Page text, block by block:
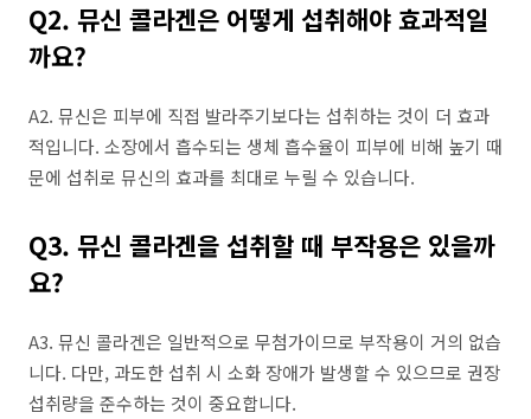
Q2. 뮤신 콜라겐은 어떻게 섭취해야 효과적일
까요?
A2. 뮤신은 피부에 직접 발라주기보다는 섭취하는 것이 더 효과
적입니다. 소장에서 흡수되는 생체 흡수율이 피부에 비해 높기 때
문에 섭취로 뮤신의 효과를 최대로 누릴 수 있습니다.
Q3. 뮤신 콜라겐을 섭취할 때 부작용은 있을까
요?
A3. 뮤신 콜라겐은 일반적으로 무첨가이므로 부작용이 거의 없습
니다. 다만, 과도한 섭취 시 소화 장애가 발생할 수 있으므로 권장
섭취량을 준수하는 것이 중요합니다.